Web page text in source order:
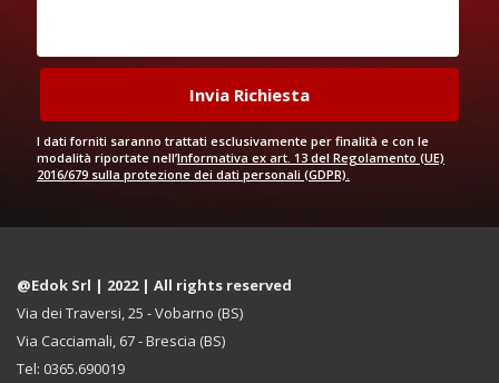
I dati forniti saranno trattati esclusivamente per finalità e con le
modalità riportate nell’Informativa ex art. 13 del Regolamento (UE)
2016/679 sulla protezione dei dati personali (GDPR).
@Edok Srl | 2022 | All rights reserved
Via dei Traversi, 25 - Vobarno (BS)
Via Cacciamali, 67 - Brescia (BS)
Tel: 0365.690019